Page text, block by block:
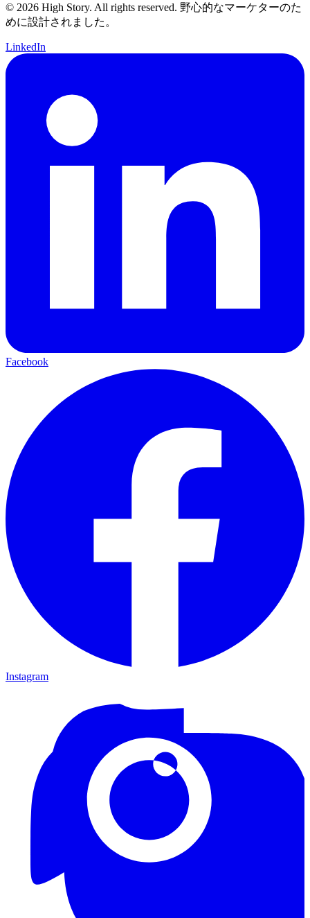
© 2026 High Story. All rights reserved. 野心的なマーケターのた
めに設計されました。
LinkedIn
Facebook
Instagram